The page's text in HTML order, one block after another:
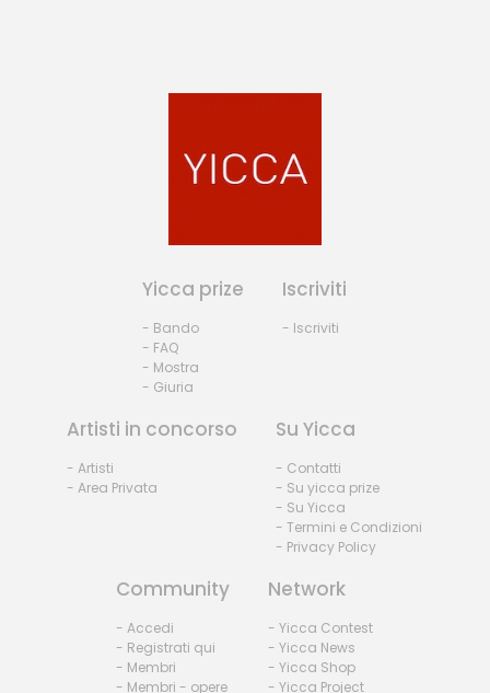
Yicca prize
- Bando
- FAQ
- Mostra
- Giuria
Iscriviti
- Iscriviti
Artisti in concorso
- Artisti
- Area Privata
Su Yicca
- Contatti
- Su yicca prize
- Su Yicca
- Termini e Condizioni
- Privacy Policy
Community
- Accedi
- Registrati qui
- Membri
- Membri - opere
Network
- Yicca Contest
- Yicca News
- Yicca Shop
- Yicca Project